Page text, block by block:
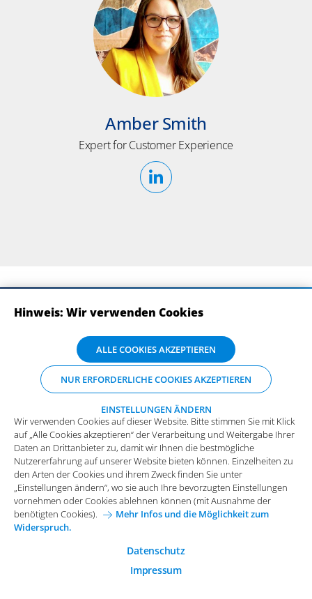
Amber Smith
Expert for Customer Experience
Impressum Datenschutz
Allgemeine Einkaufsbedingungen
Karriere bei Arvato Systems Kontakt
Wir verwenden Cookies auf dieser Website. Bitte stimmen Sie mit Klick
auf „Alle Cookies akzeptieren“ der Verarbeitung und Weitergabe Ihrer
Daten an Drittanbieter zu, damit wir Ihnen die bestmögliche
Nutzererfahrung auf unserer Website bieten können. Einzelheiten zu
den Arten der Cookies und ihrem Zweck finden Sie unter
„Einstellungen ändern“, wo sie auch Ihre bevorzugten Einstellungen
vornehmen oder Cookies ablehnen können (mit Ausnahme der
benötigten Cookies).
Mehr Infos und die Möglichkeit zum
Widerspruch.
Datenschutz
Impressum
Hinweis: Wir verwenden Cookies
ALLE COOKIES AKZEPTIEREN
NUR ERFORDERLICHE COOKIES AKZEPTIEREN
EINSTELLUNGEN ÄNDERN
Wir verwenden Cookies auf dieser Website. Bitte stimmen Sie mit Klick
auf „Alle Cookies akzeptieren“ der Verarbeitung und Weitergabe Ihrer
Daten an Drittanbieter zu, damit wir Ihnen die bestmögliche
Nutzererfahrung auf unserer Website bieten können. Einzelheiten zu
den Arten der Cookies und ihrem Zweck finden Sie unter
„Einstellungen ändern“, wo sie auch Ihre bevorzugten Einstellungen
vornehmen oder Cookies ablehnen können (mit Ausnahme der
benötigten Cookies).
Mehr Infos und die Möglichkeit zum
Widerspruch.
Funktionale Cookies
Diese Cookies sind essenziell wichtig für die einwandfreie
Funktion der Website.
Analytische Cookies
Analytische Cookies werden verwendet, um das